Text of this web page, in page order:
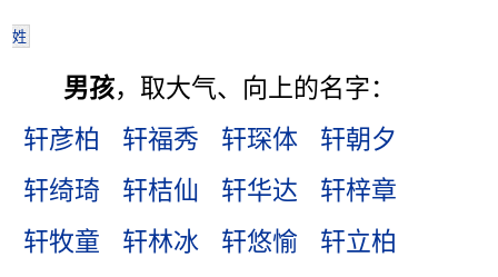
姓
男孩，取大气、向上的名字：
轩彦柏
轩福秀 轩琛体
轩朝夕
轩绮琦
轩桔仙 轩华达
轩梓章
轩牧童
轩林冰 轩悠愉
轩立柏